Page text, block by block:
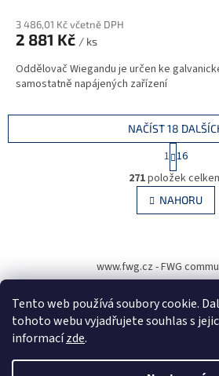
Tento web používá soubory cookie.
tohoto webu vyjadřujete souhlas s
informacízde.
3 486,01 Kč včetně DPH
2 881 Kč / ks
Oddělovač Wiegandu je určen ke
samostatně napájených zařízení
O
v
l
á
c
í
r
v
v
NAČÍST 18
S
t
r
á
n
k
n
í
1 16
271položek
NAHORU
p
www.fwg.cz - FWG